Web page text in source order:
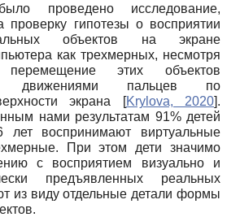
проведено исследование,
проверку гипотезы о восприятии
объектов на экране
как трехмерных, несмотря
этих объектов
движениями пальцев по
экрана
[Krylova, 2020].
нами результатам 91% детей
воспринимают виртуальные
При этом дети значимо
с восприятием визуально и
предъявленных реальных
из виду отдельные детали формы